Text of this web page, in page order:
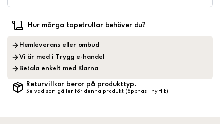
Hur många tapetrullar behöver du?
Hemleverans eller ombud
Vi är med i Trygg e-handel
Betala enkelt med Klarna
Returvillkor beror på produkttyp.
Se vad som gäller för denna produkt (öppnas i ny flik)